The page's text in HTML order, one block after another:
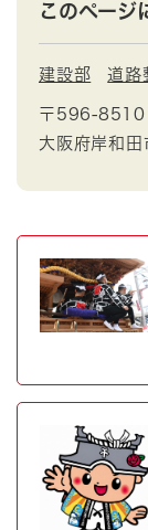
このページ
建設部 道路
〒596-8510
大阪府岸和